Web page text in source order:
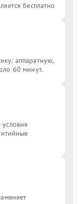
бесплатно
аппаратную,
60 минут.